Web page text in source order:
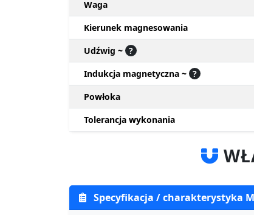
Waga
Kierunek magnesowania
Udźwig ~ ?
Indukcja magnetyczna ~ ?
Powłoka
Tolerancja wykonania
Specyfikacja / charakterystyka